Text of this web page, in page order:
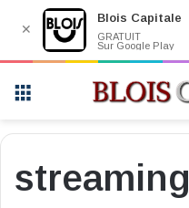
streaming
✕
Blois Capitale
GRATUIT
Sur Google Play